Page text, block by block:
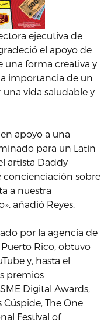
ejecutiva de
el apoyo de
una forma creativa y
importancia de un
vida saludable y
apoyo a una
para un Latin
artista Daddy
concienciación sobre
a nuestra
añadió Reyes.
por la agencia de
Rico, obtuvo
y, hasta el
premios
Digital Awards,
The One
Festival of